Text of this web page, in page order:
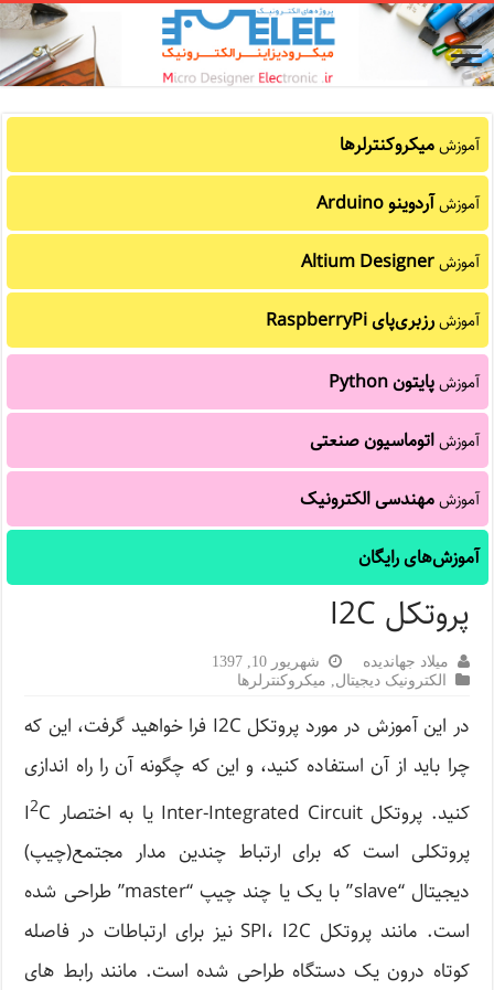
آموزشمیکروکنترلرها
آموزشآردوینو Arduino
آموزشAltium Designer
آموزشرزبری‌پای RaspberryPi
آموزشپایتون Python
آموزشاتوماسیون صنعتی
آموزشمهندسی الکترونیک
آموزش‌های رایگان
پروتکل I2C
میلاد جهاندیده
شهریور 10, 1397
الکترونیک دیجیتال
میکروکنترلرها
در این آموزش در مورد پروتکل I2C فرا خواهید گرفت، این که
چرا باید از آن استفاده کنید، و این که چگونه آن را راه اندازی
کنید. پروتکل Inter-Integrated Circuit یا به اختصار I
2C
پروتکلی است که برای ارتباط چندین مدار مجتمع(چیپ)
دیجیتال “slave” با یک یا چند چیپ “master” طراحی شده
است. مانند پروتکل SPI، I2C نیز برای ارتباطات در فاصله
کوتاه درون یک دستگاه طراحی شده است. مانند رابط های